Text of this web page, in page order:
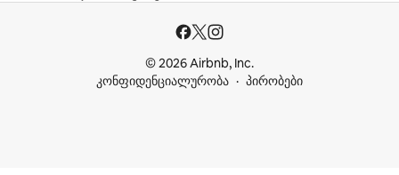
© 2026 Airbnb, Inc.
კონფიდენციალურობა
პირობები